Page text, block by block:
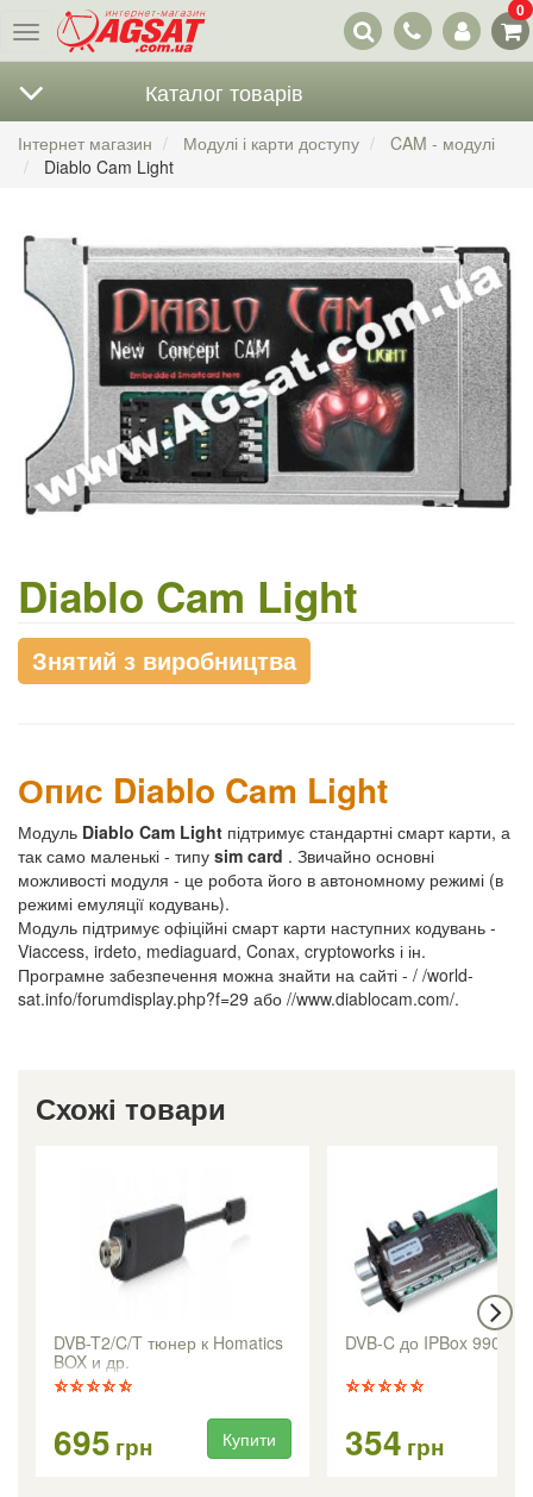
Меню
Наші
контакти
0
Каталог товарів
Інтернет магазин Модулі і карти доступу
CAM - модулі
Diablo Cam Light
Diablo Cam Light
Знятий з виробництва
Опис Diablo Cam Light
Модуль Diablo Cam Light підтримує стандартні смарт карти, а
так само маленькі - типу sim card . Звичайно основні
можливості модуля - це робота його в автономному режимі (в
режимі емуляції кодувань).
Модуль підтримує офіційні смарт карти наступних кодувань -
Viaccess, irdeto, mediaguard, Conax, cryptoworks і ін.
Програмне забезпечення можна знайти на сайті - / /world-
sat.info/forumdisplay.php?f=29 або //www.diablocam.com/.
Схожі товари
DVB-T2/C/T тюнер к Homatics
BOX и др.
695 грн Купити
DVB-C до IPBox 9900HD
354 грн